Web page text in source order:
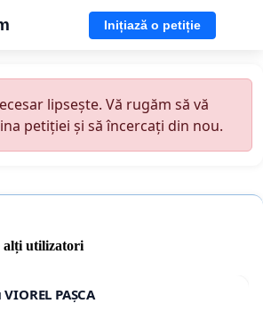
Inițiază o petiție
lipsește. Vă rugăm să vă
petiției și să încercați din nou.
alți utilizatori
PAȘCA